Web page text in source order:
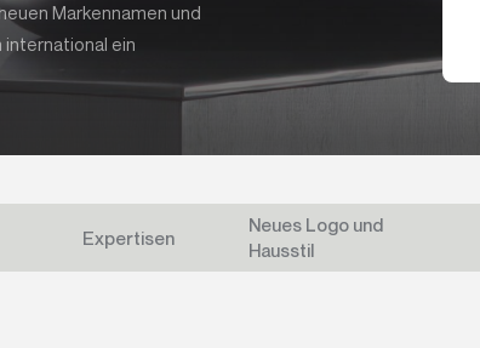
Markennamen und
international ein
Expertisen
Neues Logo und
Hausstil